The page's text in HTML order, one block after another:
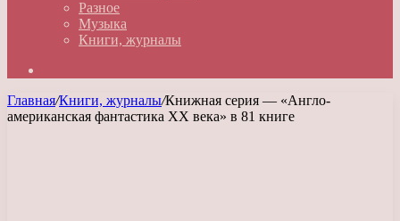
Разное
Музыка
Книги, журналы
Главная/Книги, журналы/Книжная серия — «Англо-
американская фантастика XX века» в 81 книге